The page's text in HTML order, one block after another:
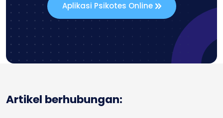
Aplikasi Psikotes Online
Artikel berhubungan: